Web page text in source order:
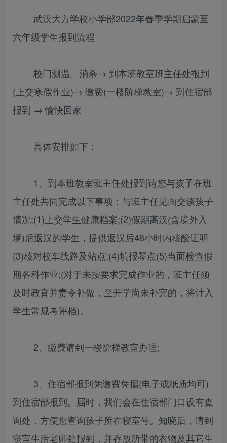
武汉大方学校小学部2022年春季学期启蒙至
六年级学生报到流程
校门测温、消杀→ 到本班教室班主任处报到
(上交寒假作业)→ 缴费(一楼阶梯教室)→ 到住宿部
报到 → 愉快回家
具体安排如下：
1、到本班教室班主任处报到请您与孩子在班
主任处共同完成以下事项：与班主任见面交谈孩子
情况;(1)上交学生健康档案;(2)假期离汉(含境外入
境)后返汉的学生，提供返汉后48小时内核酸证明
(3)核对校车线路及站点;(4)填报琴点(5)当面检查假
期各科作业;(对于未按要求完成作业的，班主任须
及时教育并责令补做，至开学尚未补完的，将计入
学生常规考评档)。
2、缴费请到一楼阶梯教室办理;
3、住宿部报到凭缴费凭据(电子或纸质均可)
到住宿部报到。届时，我们会在住宿部门口设有查
询处，方便您查询孩子所在寝室号。知晓后，请到
寝室生活老师处报到，并存放所带的衣物及其它生